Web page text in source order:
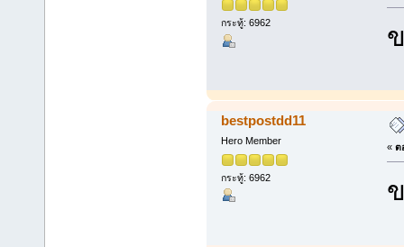
กระทู้: 6962
bestpostdd11
Hero Member
กระทู้: 6962
« ต